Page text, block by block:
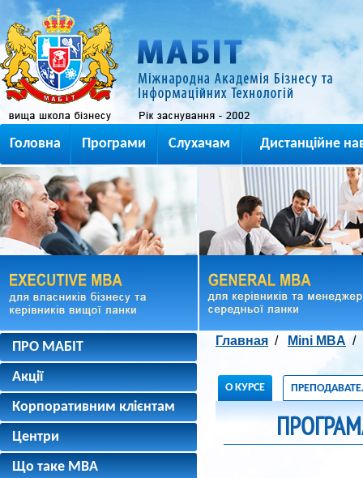
Головна Програми Слухачам Дистанційне
ПРО МАБІТ
Акції
Корпоративним клієнтам
Центри
Що таке MBA
Главная / Mini MBA
О КУРСЕ